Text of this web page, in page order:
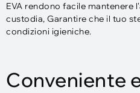
EVA rendono facile
custodia, Garantire che il tuo
condizioni igieniche.
Conveniente